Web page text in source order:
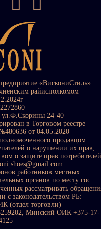
«ВискониСтиль»
райисполкомом
ул.Ф.Скорины 24-40
в Торговом реестре
от 04.05.2020
продавцом
о нарушении их прав,
о защите прав потребителей
работников местных
органов по месту гос.
рассматривать
с законодательством РБ:
(отдел торговли)
Минский ОИК +375-17-